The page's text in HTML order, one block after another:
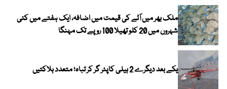
ملک بھر میں آٹے کی قیمت میں اضافہ، ایک ہفتے میں کئی
شہروں میں 20 کلو تھیلا 100 روپے تک مہنگا
یکے بعد دیگرے 2 ہیلی کاپٹر گر کر تباہ؛ متعدد ہلاکتیں